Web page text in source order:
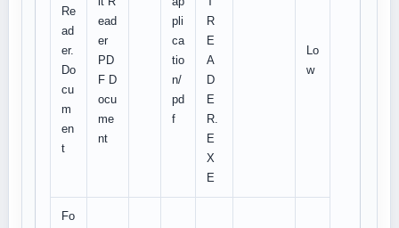
Re
ad
er.
Do
cu
m
en
t
ead
er
PD
F D
ocu
me
nt
pli
ca
tio
n/
pd
f
R
E
A
D
E
R.
E
X
E
Lo
w
Fo